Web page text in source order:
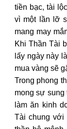
tiền bạc, tài
vì một lần lỡ
mang may
Khi Thần Tài
lấy ngày này
mua vàng sẽ
Trong phong
mong sự sung
làm ăn kinh
Tài chung